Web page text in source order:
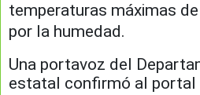
temperaturas máximas
por la humedad.
Una portavoz del
estatal confirmó al portal